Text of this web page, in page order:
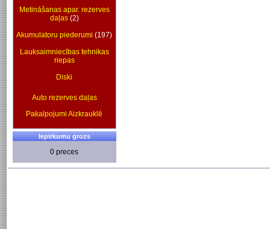
Metināšanas apar. rezerves
daļas(2)
Akumulatoru piederumi (197)
Lauksaimniecības tehnikas
riepas
Diski
Auto rezerves daļas
Pakalpojumi Aizkrauklē
Iepirkumu grozs
0 preces